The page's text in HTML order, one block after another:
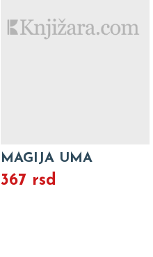
MAGIJA UMA
367 rsd